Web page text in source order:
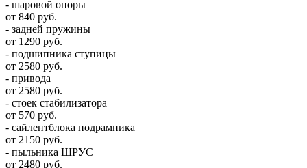
- шаровой опоры
от 840 руб.
- задней пружины
от 1290 руб.
- подшипника ступицы
от 2580 руб.
- привода
от 2580 руб.
- стоек стабилизатора
от 570 руб.
- сайлентблока подрамника
от 2150 руб.
- пыльника ШРУС
от 2480 руб.